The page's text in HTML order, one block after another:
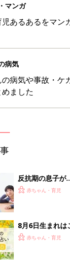
マンガ
あるあるをマン
病気
病気や事故・ケ
ました
反抗期の息子が
赤ちゃん・育児
8月6日生まれ
赤ちゃん・育児